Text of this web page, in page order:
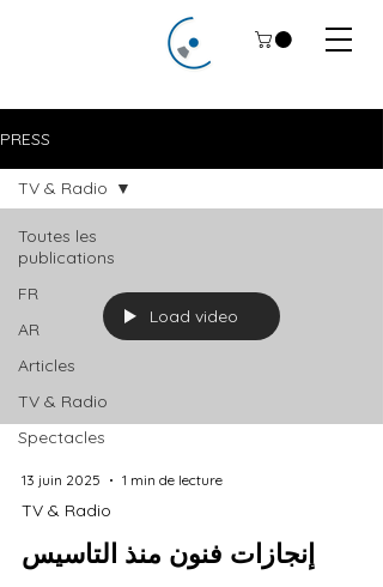
PRESS
Toutes les
publications
FR
AR
Articles
TV & Radio
Spectacles
TV & Radio
Load video
13 juin 2025 1 min de lecture
TV & Radio
إنجازات فنون منذ التاسيس